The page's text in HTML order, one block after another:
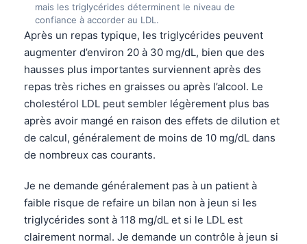
mais les triglycérides déterminent le niveau de
confiance à accorder au LDL.
Après un repas typique, les triglycérides peuvent
augmenter d’environ 20 à 30 mg/dL, bien que des
hausses plus importantes surviennent après des
repas très riches en graisses ou après l’alcool. Le
cholestérol LDL peut sembler légèrement plus bas
après avoir mangé en raison des effets de dilution et
de calcul, généralement de moins de 10 mg/dL dans
de nombreux cas courants.
Je ne demande généralement pas à un patient à
faible risque de refaire un bilan non à jeun si les
triglycérides sont à 118 mg/dL et si le LDL est
clairement normal. Je demande un contrôle à jeun si
Русский
Lietuvių kalba
Polski
Slovenščina
Magyar
Shqip
বাংলা
اردو
मराठी
తెలుగు